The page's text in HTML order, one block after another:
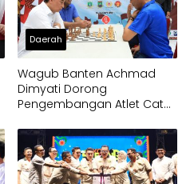
Daerah
Wagub Banten Achmad
Dimyati Dorong
Pengembangan Atlet Catur